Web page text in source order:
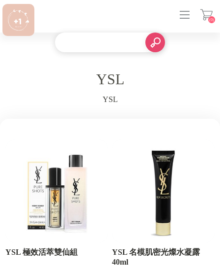
(0)
YSL
YSL
YSL 極效活萃雙仙組
YSL 名模肌密光燦水凝露
40ml